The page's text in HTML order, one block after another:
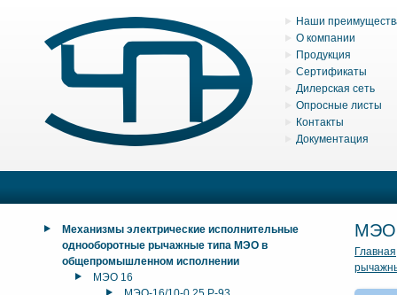
Наши
О компании
Продукция
Сертификаты
Дилерская сеть
Опросные листы
Контакты
Документация
Механизмы электрические исполнительные
однооборотные рычажные типа МЭО в
общепромышленном исполнении
МЭО 16
МЭО
Главная